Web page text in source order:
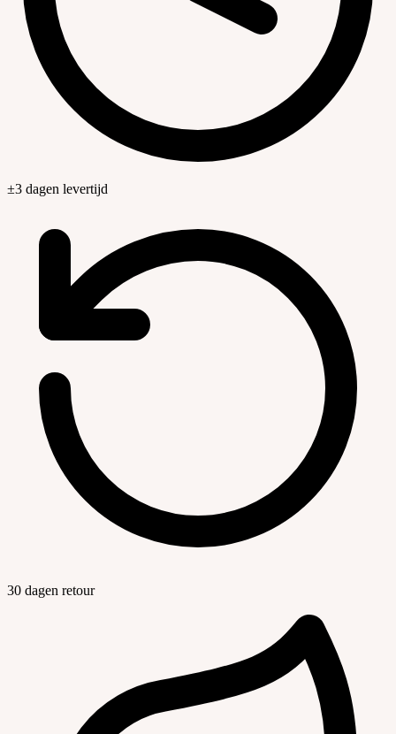
±3 dagen levertijd
30 dagen retour